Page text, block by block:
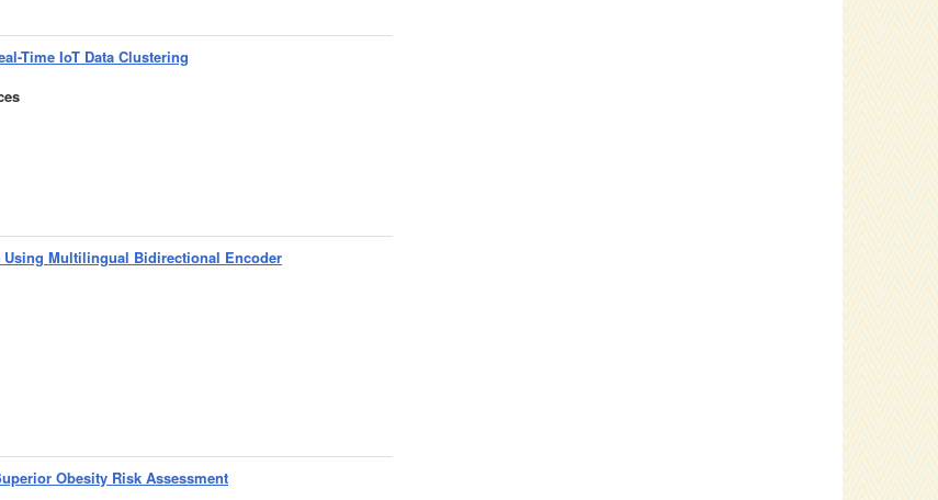
Time IoT Data Clustering
Multilingual Bidirectional Encoder
Obesity Risk Assessment